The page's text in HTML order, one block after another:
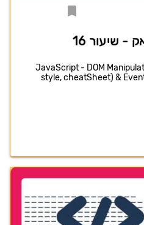
- שיעור 16
JavaScript - DOM
style, cheatSheet) &